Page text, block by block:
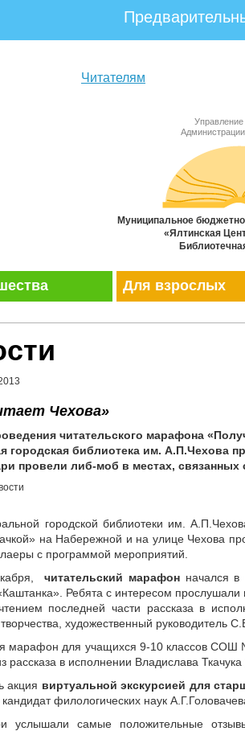
Читателям
Управление
Муниципальное
«Ялтинская
Для взрослых
Чехова»
читательского марафона
городская библиотека им. А.П.Чехова
провели либ-моб в местах,
городской библиотеки им.
на Набережной и на улице Чехова
с программой мероприятий.
читательский марафонначался в
Ребята с интересом
последней части рассказа в
художественный руководитель
марафон для учащихся 9-10 классов СОШ
рассказа в исполнении Владислава
акция виртуальной экскурсией для
кандидат филологических наук
услышали самые положительные